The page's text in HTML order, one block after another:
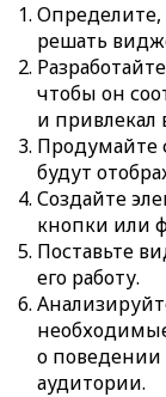
Определите,
решать
чтобы он
и привлекал
Продумайте
будут
Создайте
кнопки или
Поставьте
его работу.
о поведении
аудитории.